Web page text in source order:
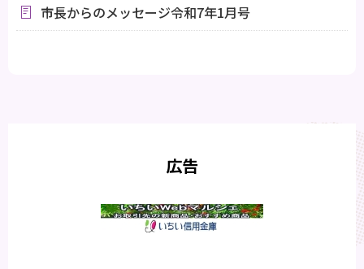
市長からのメッセージ令和7年1月号
広告